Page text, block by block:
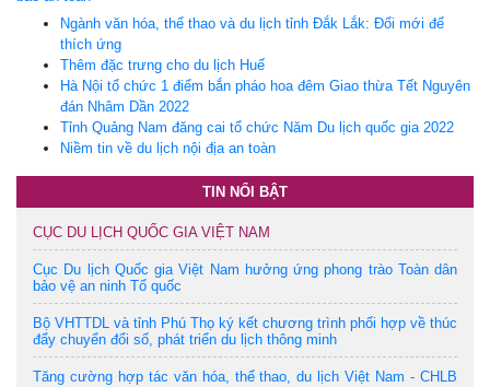
Ngành văn hóa, thể thao và du lịch tỉnh Đắk Lắk: Đổi mới để
thích ứng
Thêm đặc trưng cho du lịch Huế
Hà Nội tổ chức 1 điểm bắn pháo hoa đêm Giao thừa Tết Nguyên
đán Nhâm Dần 2022
Tỉnh Quảng Nam đăng cai tổ chức Năm Du lịch quốc gia 2022
Niềm tin về du lịch nội địa an toàn
TIN NỔI BẬT
CỤC DU LỊCH QUỐC GIA VIỆT NAM
Cục Du lịch Quốc gia Việt Nam hưởng ứng phong trào Toàn dân
bảo vệ an ninh Tổ quốc
Bộ VHTTDL và tỉnh Phú Thọ ký kết chương trình phối hợp về thúc
đẩy chuyển đổi số, phát triển du lịch thông minh
Tăng cường hợp tác văn hóa, thể thao, du lịch Việt Nam - CHLB